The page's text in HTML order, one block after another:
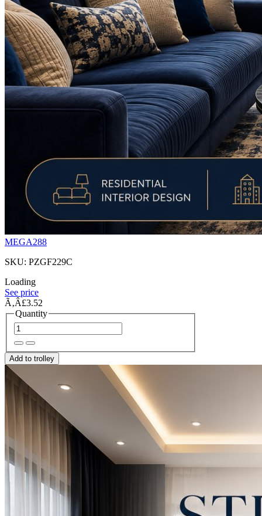
MEGA288
SKU: PZGF229C
Loading
See price
Ã‚Â£3.52
Quantity
Add to trolley